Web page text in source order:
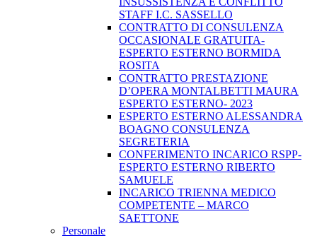
STAFF I.C. SASSELLO
CONTRATTO DI CONSULENZA
OCCASIONALE GRATUITA-
ESPERTO ESTERNO BORMIDA
ROSITA
CONTRATTO PRESTAZIONE
D’OPERA MONTALBETTI MAURA
ESPERTO ESTERNO- 2023
ESPERTO ESTERNO ALESSANDRA
BOAGNO CONSULENZA
SEGRETERIA
CONFERIMENTO INCARICO RSPP-
ESPERTO ESTERNO RIBERTO
SAMUELE
INCARICO TRIENNA MEDICO
COMPETENTE – MARCO
SAETTONE
Personale